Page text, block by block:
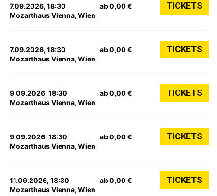
7.09.2026, 18:30
Mozarthaus Vienna, Wien
ab 0,00 € TICKETS
7.09.2026, 18:30
Mozarthaus Vienna, Wien
ab 0,00 € TICKETS
9.09.2026, 18:30
Mozarthaus Vienna, Wien
ab 0,00 € TICKETS
9.09.2026, 18:30
Mozarthaus Vienna, Wien
ab 0,00 € TICKETS
11.09.2026, 18:30
Mozarthaus Vienna, Wien
ab 0,00 € TICKETS